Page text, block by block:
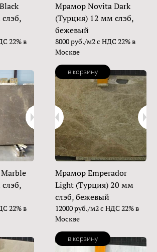
22% в
Мрамор Novita Dark
(Турция) 12 мм слэб,
бежевый
8000 руб./м2 с НДС 22% в
Москве
в корзину
22% в
Мрамор Emperador
Light (Турция) 20 мм
слэб, бежевый
12000 руб./м2 с НДС 22% в
Москве
в корзину